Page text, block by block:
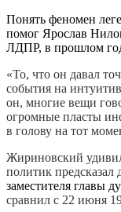
Понять феномен
помог Ярослав
ЛДПР, в прошлом
«То, что он давал
события на
он, многие вещи
огромные пласты
в голову на тот
Жириновский
политик предсказал
заместителя главы
сравнил с 22 июня